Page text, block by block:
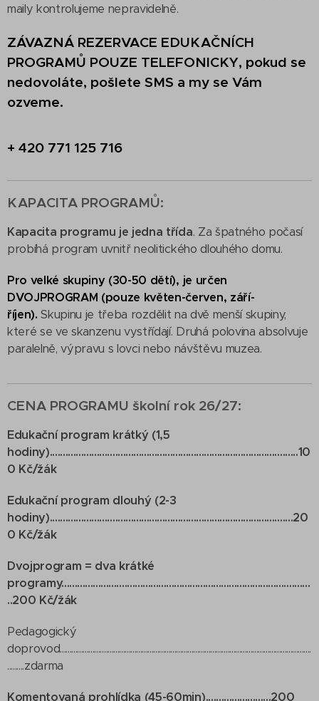
maily kontrolujeme nepravidelně.
ZÁVAZNÁ REZERVACE EDUKAČNÍCH
PROGRAMŮ POUZE TELEFONICKY, pokud se
nedovoláte, pošlete SMS a my se Vám
ozveme.
+ 420 771 125 716
KAPACITA PROGRAMŮ:
Kapacita programu je jedna třída. Za špatného počasí
probíhá program uvnitř neolitického dlouhého domu.
Pro velké skupiny (30-50 dětí), je určen
DVOJPROGRAM (pouze květen-červen, září-
říjen).Skupinu je třeba rozdělit na dvě menší skupiny,
které se ve skanzenu vystřídají. Druhá polovina absolvuje
paralelně, výpravu s lovci nebo návštěvu muzea.
CENA PROGRAMU školní rok 26/27:
Edukační program krátký (1,5
hodiny)...............................................................................................10
0 Kč/žák
Edukační program dlouhý (2-3
hodiny).............................................................................................20
0 Kč/žák
Dvojprogram = dva krátké
programy...............................................................................................
..200 Kč/žák
Pedagogický
doprovod....................................................................................................................................
.........zdarma
Komentovaná prohlídka (45-60min).........................200